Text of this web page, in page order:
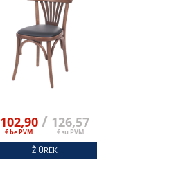
102,90
€ be PVM
/ 126,57
€ su PVM
ŽIŪRĖK